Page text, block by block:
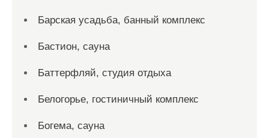
Барская усадьба, банный комплекс
Бастион, сауна
Баттерфляй, студия отдыха
Белогорье, гостиничный комплекс
Богема, сауна